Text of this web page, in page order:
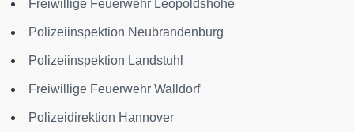
Freiwillige Feuerwehr Leopoldshöhe
Polizeiinspektion Neubrandenburg
Polizeiinspektion Landstuhl
Freiwillige Feuerwehr Walldorf
Polizeidirektion Hannover